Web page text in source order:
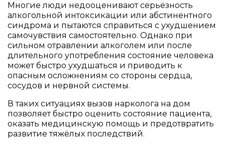
Многие люди недооценивают серьёзность
алкогольной интоксикации или абстинентного
синдрома и пытаются справиться с ухудшением
самочувствия самостоятельно. Однако при
сильном отравлении алкоголем или после
длительного употребления состояние человека
может быстро ухудшаться и приводить к
опасным осложнениям со стороны сердца,
сосудов и нервной системы.
В таких ситуациях вызов нарколога на дом
позволяет быстро оценить состояние пациента,
оказать медицинскую помощь и предотвратить
развитие тяжёлых последствий.